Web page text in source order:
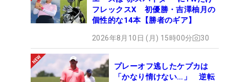
フレックスX 初優勝・吉澤柚月の
個性的な14本【勝者のギア】
2026年8月10日 (月) 15時00分 30
プレーオフ逃したケプカは
「かなり情けない…」 逆転